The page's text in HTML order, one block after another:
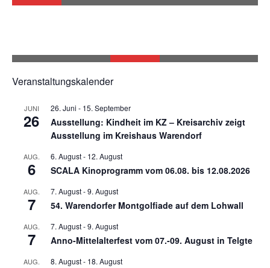
Veranstaltungskalender
JUNI
26
26. Juni - 15. September
Ausstellung: Kindheit im KZ – Kreisarchiv zeigt
Ausstellung im Kreishaus Warendorf
AUG.
6
6. August- 12. August
SCALA Kinoprogramm vom 06.08. bis 12.08.2026
AUG.
7
7. August-9. August
54. Warendorfer Montgolfiade auf dem Lohwall
AUG.
7
7. August-9. August
Anno-Mittelalterfest vom 07.-09. August in Telgte
AUG. 8. August- 18. August